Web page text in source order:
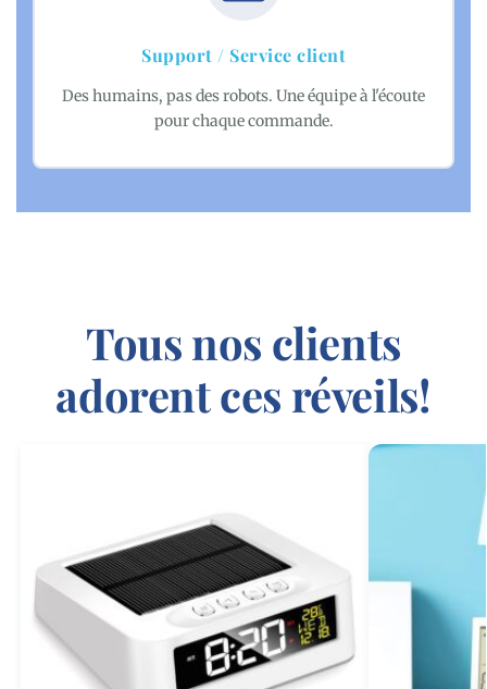
Support / Service client
Des humains, pas des robots. Une équipe à l'écoute
pour chaque commande.
Tous nos clients
adorent ces réveils!